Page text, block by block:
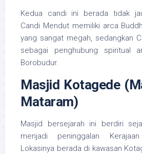
Kedua candi ini berada tidak
Candi Mendut memiliki arca
yang sangat megah, sedangkan
sebagai penghubung spiritual
Borobudur.
Masjid Kotagede
Mataram)
Masjid bersejarah ini berdiri
menjadi peninggalan
Lokasinya berada di kawasan